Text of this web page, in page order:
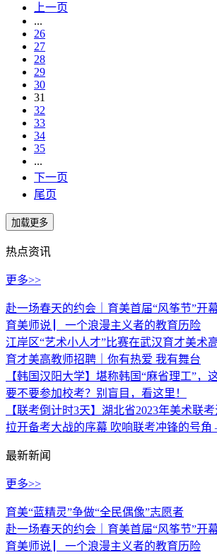
上一页
...
26
27
28
29
30
31
32
33
34
35
...
下一页
尾页
热点资讯
更多>>
赴一场春天的约会｜育美首届“风筝节”开
育美师说 ▏一个浪漫主义者的教育历险
江岸区“艺术小人才”比赛在武汉育才美术
育才美高教师招聘｜你有热爱 我有舞台
【韩国汉阳大学】堪称韩国“麻省理工”，
要不要参加校考？别盲目，看这里！
【联考倒计时3天】湖北省2023年美术联
拉开备考大战的序幕 吹响联考冲锋的号
最新新闻
更多>>
育美“蓝精灵”争做“全民偶像”志愿者
赴一场春天的约会｜育美首届“风筝节”开
育美师说 ▏一个浪漫主义者的教育历险